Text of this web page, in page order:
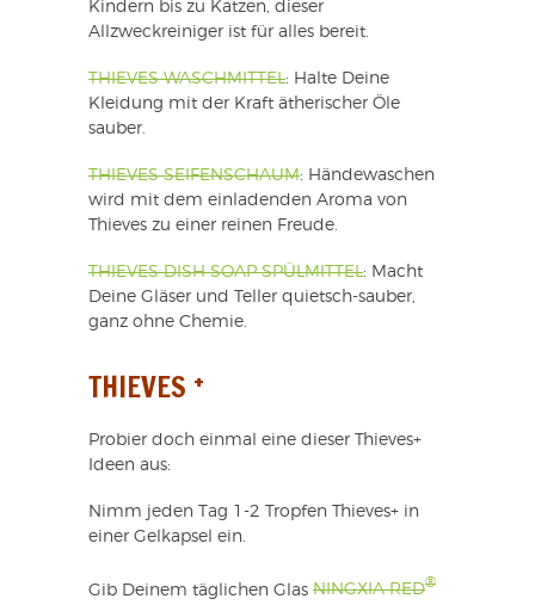
Kindern bis zu Katzen, dieser
Allzweckreiniger ist für alles bereit.
THIEVES WASCHMITTEL: Halte Deine
Kleidung mit der Kraft ätherischer Öle
sauber.
THIEVES SEIFENSCHAUM: Händewaschen
wird mit dem einladenden Aroma von
Thieves zu einer reinen Freude.
THIEVES DISH SOAP SPÜLMITTEL: Macht
Deine Gläser und Teller quietsch-sauber,
ganz ohne Chemie.
THIEVES +
Probier doch einmal eine dieser Thieves+
Ideen aus:
Nimm jeden Tag 1-2 Tropfen Thieves+ in
einer Gelkapsel ein.
Gib Deinem täglichen Glas NINGXIA RED®